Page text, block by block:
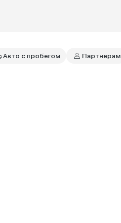
Авто с пробегом Партнерам